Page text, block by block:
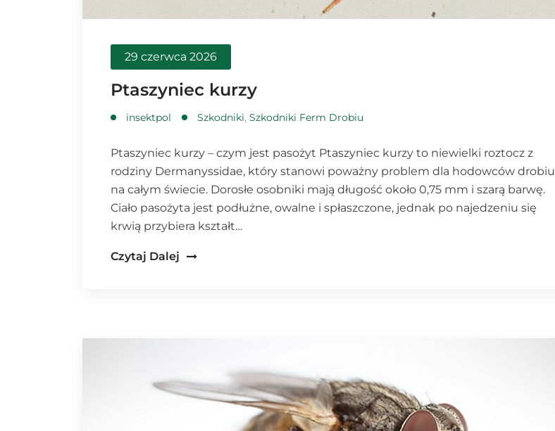
29 czerwca 2026
Ptaszyniec kurzy
insektpol Szkodniki, Szkodniki Ferm Drobiu
Ptaszyniec kurzy – czym jest pasożyt Ptaszyniec kurzy to niewielki roztocz z
rodziny Dermanyssidae, który stanowi poważny problem dla hodowców drobiu
na całym świecie. Dorosłe osobniki mają długość około 0,75 mm i szarą barwę.
Ciało pasożyta jest podłużne, owalne i spłaszczone, jednak po najedzeniu się
krwią przybiera kształt…
Czytaj Dalej